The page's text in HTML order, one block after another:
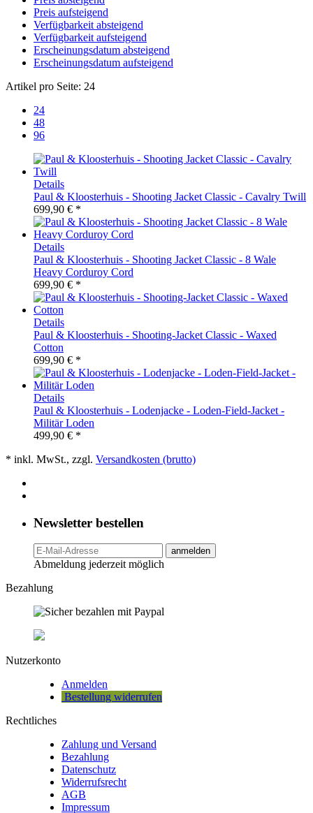
Preis aufsteigend
Verfügbarkeit absteigend
Verfügbarkeit aufsteigend
Erscheinungsdatum absteigend
Erscheinungsdatum aufsteigend
Artikel pro Seite: 24
24
48
96
Details
Paul & Kloosterhuis - Shooting Jacket Classic - Cavalry Twill
699,90 € *
Details
Paul & Kloosterhuis - Shooting Jacket Classic - 8 Wale
Heavy Corduroy Cord
699,90 € *
Details
Paul & Kloosterhuis - Shooting-Jacket Classic - Waxed
Cotton
699,90 € *
Details
Paul & Kloosterhuis - Lodenjacke - Loden-Field-Jacket -
Militär Loden
499,90 € *
* inkl. MwSt., zzgl. Versandkosten (brutto)
Newsletter bestellen
anmelden
Abmeldung jederzeit möglich
Bezahlung
Nutzerkonto
Anmelden
Bestellung widerrufen
Rechtliches
Zahlung und Versand
Bezahlung
Datenschutz
Widerrufsrecht
AGB
Impressum